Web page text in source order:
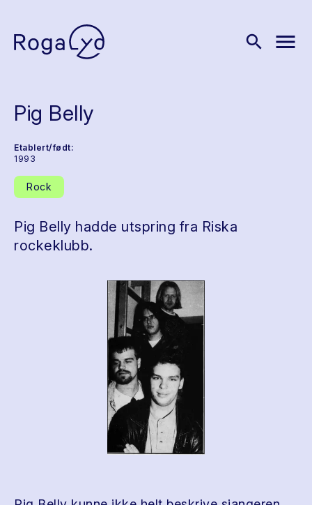
search menu
Pig Belly
Etablert/født:
1993
Rock
Pig Belly hadde utspring fra Riska
rockeklubb.